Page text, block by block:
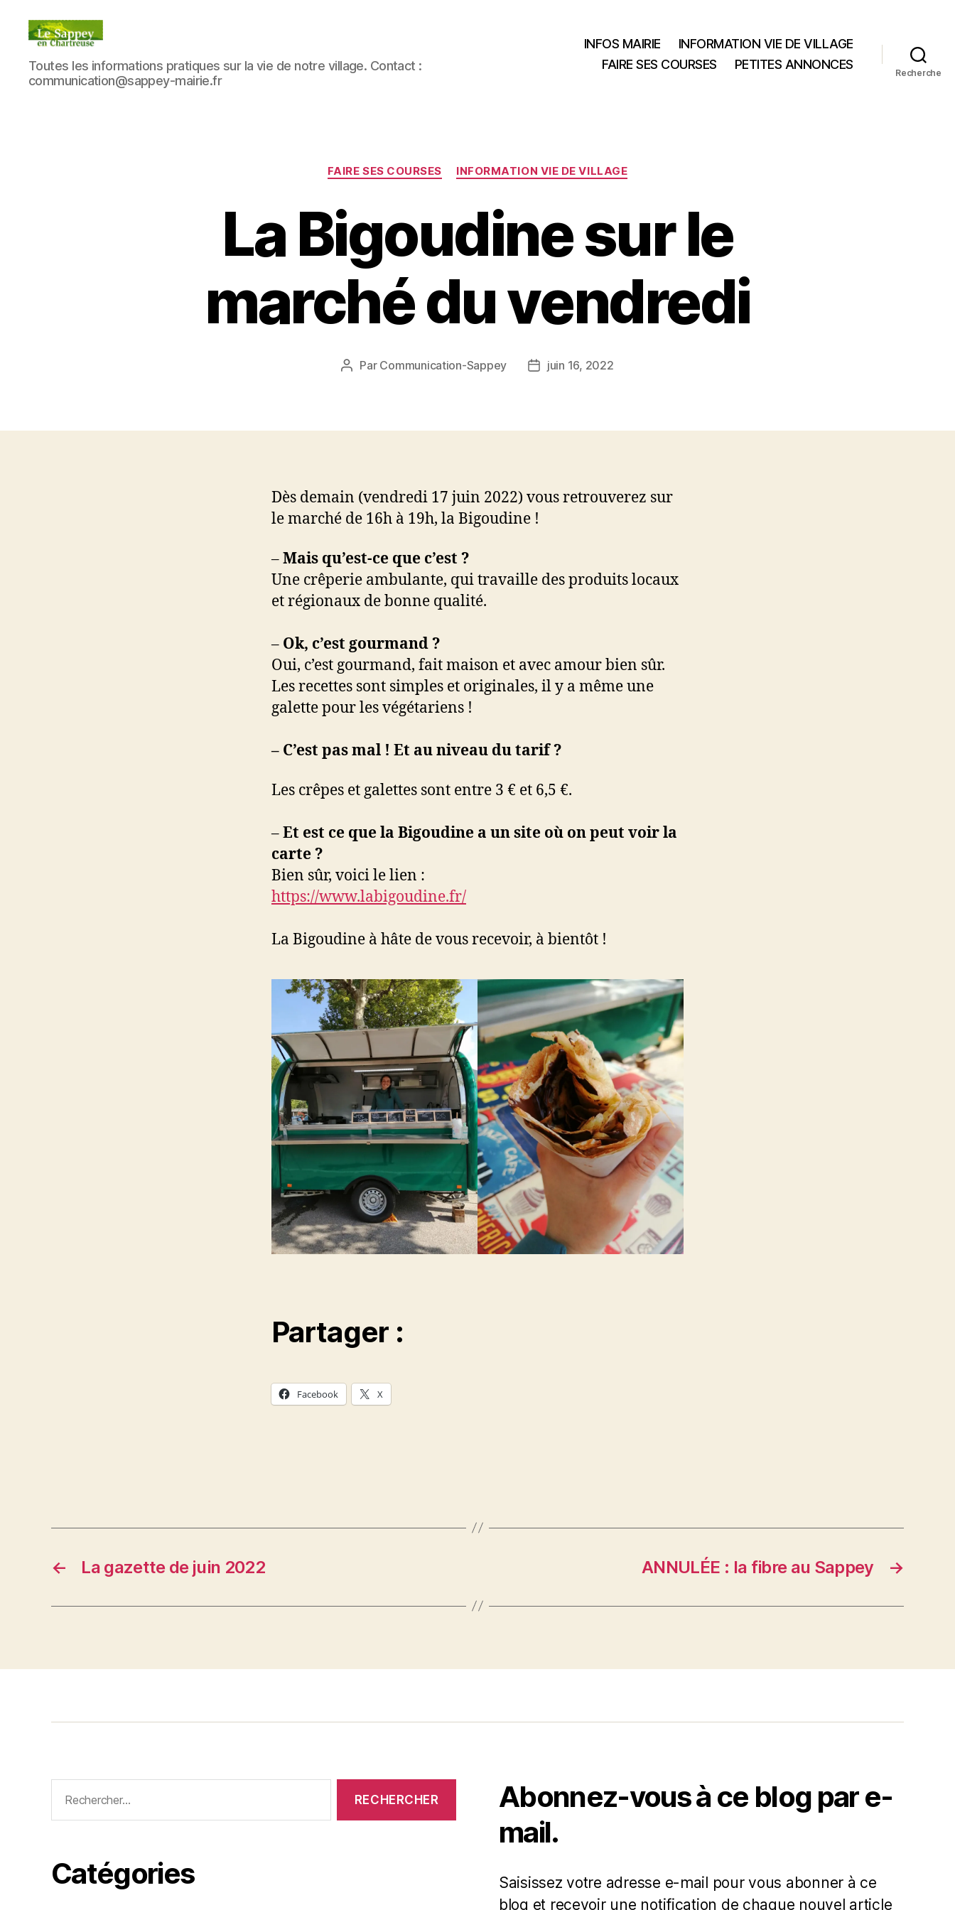
Blog
du
sappey
Toutes les informations pratiques sur la vie de notre village. Contact :
communication@sappey-mairie.fr
INFOS MAIRIE
INFORMATION VIE DE VILLAGE
FAIRE SES COURSES
PETITES ANNONCES
Recherche
Catégories
FAIRE SES COURSES INFORMATION VIE DE VILLAGE
La Bigoudine sur le
marché du vendredi
Auteur
Par Communication-Sappey
Datejuin 16, 2022
Dès demain (vendredi 17 juin 2022) vous retrouverez sur
le marché de 16h à 19h, la Bigoudine !
–Mais qu’est-ce que c’est ?
Une crêperie ambulante, qui travaille des produits locaux
et régionaux de bonne qualité.
– Ok, c’est gourmand ?
Oui, c’est gourmand, fait maison et avec amour bien sûr.
Les recettes sont simples et originales, il y a même une
galette pour les végétariens !
– C’est pas mal ! Et au niveau du tarif ?
Les crêpes et galettes sont entre 3 € et 6,5 €.
–Et est ce que la Bigoudine a un site où on peut voir la
carte ?
Bien sûr, voici le lien :
https://www.labigoudine.fr/
La Bigoudine à hâte de vous recevoir, à bientôt !
Partager :
Facebook X
← La gazette de juin 2022 →
ANNULÉE : la fibre au Sappey
Catégories
Abonnez-vous à ce blog par e-
mail.
Saisissez votre adresse e-mail pour vous abonner à ce
blog et recevoir une notification de chaque nouvel article